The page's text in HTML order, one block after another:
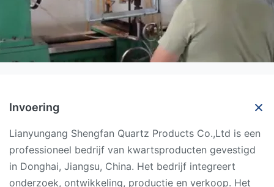
Invoering
Lianyungang Shengfan Quartz Products Co.,Ltd is een
professioneel bedrijf van kwartsproducten gevestigd
in Donghai, Jiangsu, China. Het bedrijf integreert
onderzoek, ontwikkeling, productie en verkoop. Het